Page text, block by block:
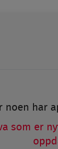
noen har
som er